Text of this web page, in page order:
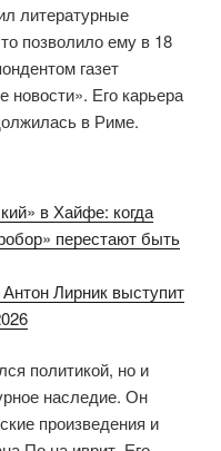
литературные
позволило ему в 18
газет
новости». Его карьера
в Риме.
в Хайфе: когда
перестают быть
Лирник выступит
политикой, но и
наследие. Он
произведения и